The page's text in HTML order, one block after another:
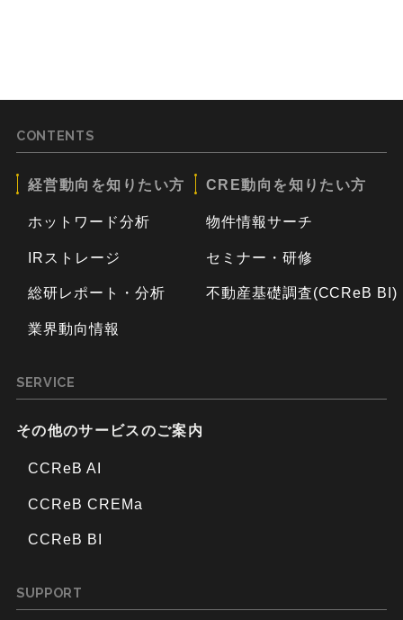
CONTENTS
経営動向を知りたい方
ホットワード分析
IRストレージ
総研レポート・分析
業界動向情報
CRE動向を知りたい方
物件情報サーチ
セミナー・研修
不動産基礎調査(CCReB BI)
SERVICE
その他のサービスのご案内
CCReB AI
CCReB CREMa
CCReB BI
SUPPORT